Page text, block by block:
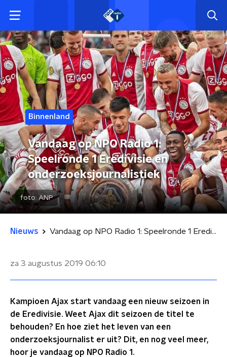
Binnenland
Vandaag op NPO Radio 1:
Speelronde 1 Eredivisie en
onderzoeksjournalistiek
foto: ANP
Nieuws Vandaag op NPO Radio 1: Speelronde 1 Eredivisie en onderzoeksjournalistiek
za 3 augustus 2019 06:10
Kampioen Ajax start vandaag een nieuw seizoen in
de Eredivisie. Weet Ajax dit seizoen de titel te
behouden? En hoe ziet het leven van een
onderzoeksjournalist er uit? Dit, en nog veel meer,
hoor je vandaag op NPO Radio 1.